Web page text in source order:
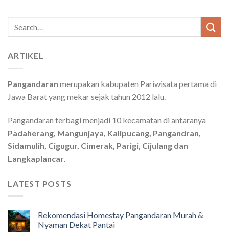
ARTIKEL
Pangandaran merupakan kabupaten Pariwisata pertama di
Jawa Barat yang mekar sejak tahun 2012 lalu.
Pangandaran terbagi menjadi 10 kecamatan di antaranya
Padaherang, Mangunjaya, Kalipucang, Pangandran,
Sidamulih, Cigugur, Cimerak, Parigi, Cijulang dan
Langkaplancar
LATEST POSTS
Rekomendasi Homestay Pangandaran Murah &
Nyaman Dekat Pantai